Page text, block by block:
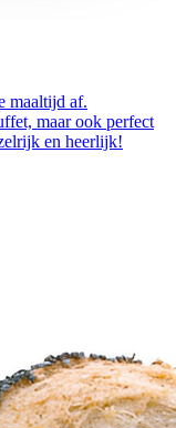
maaltijd af.
maar ook perfect
en heerlijk!